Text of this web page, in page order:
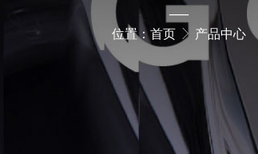
—
位置：首页 产品中心